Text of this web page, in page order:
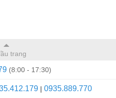
trang
(8:00 - 17:30)
| 0935.889.770